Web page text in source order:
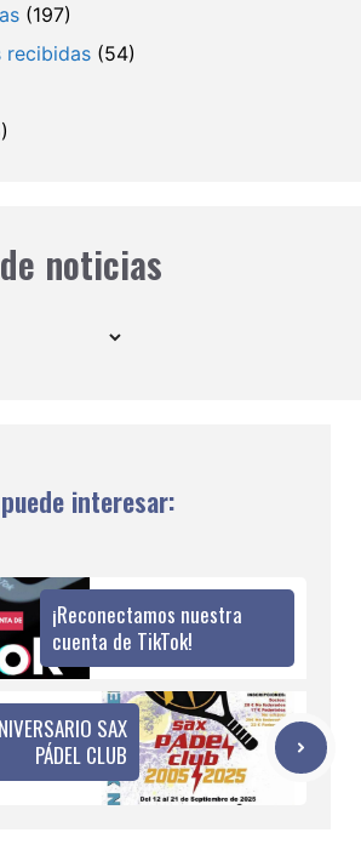
(197)
recibidas (54)
noticias
interesar:
¡Reconectamos nuestra
cuenta de TikTok!
SAX
PÁDEL CLUB